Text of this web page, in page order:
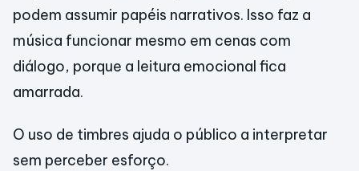
podem assumir papéis narrativos. Isso faz a
música funcionar mesmo em cenas com
diálogo, porque a leitura emocional fica
amarrada.
O uso de timbres ajuda o público a interpretar
sem perceber esforço.